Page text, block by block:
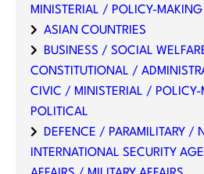
MINISTERIAL / POLICY-MAKING
ASIAN COUNTRIES
BUSINESS / SOCIAL
CONSTITUTIONAL /
CIVIC / MINISTERIAL / POLICY-
POLITICAL
DEFENCE / PARAMILITARY /
INTERNATIONAL SECURITY